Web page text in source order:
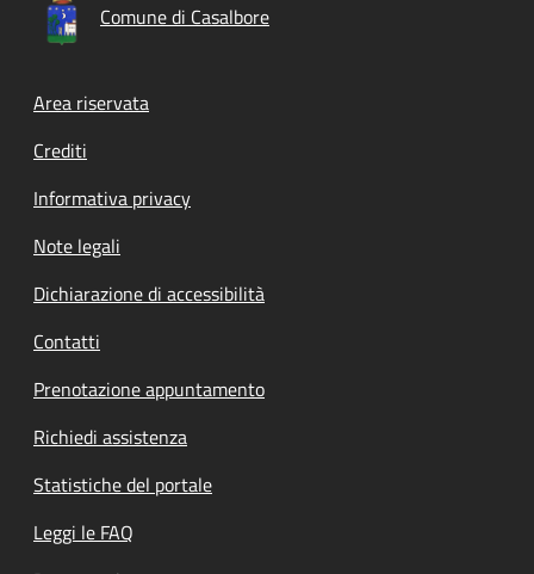
Comune di Casalbore
Footer menu
Area riservata
Crediti
Informativa privacy
Note legali
Dichiarazione di accessibilità
Contatti
Prenotazione appuntamento
Richiedi assistenza
Statistiche del portale
Leggi le FAQ